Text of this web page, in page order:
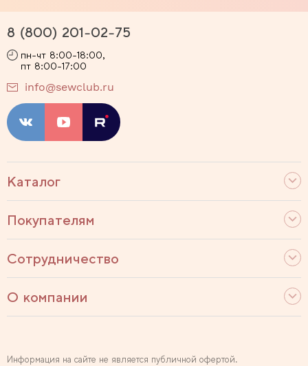
Каталог
Покупателям
Сотрудничество
О компании
8 (800) 201-02-75
пн-чт 8:00-18:00,
пт 8:00-17:00
info@sewclub.ru
Информация на сайте не является публичной офертой.